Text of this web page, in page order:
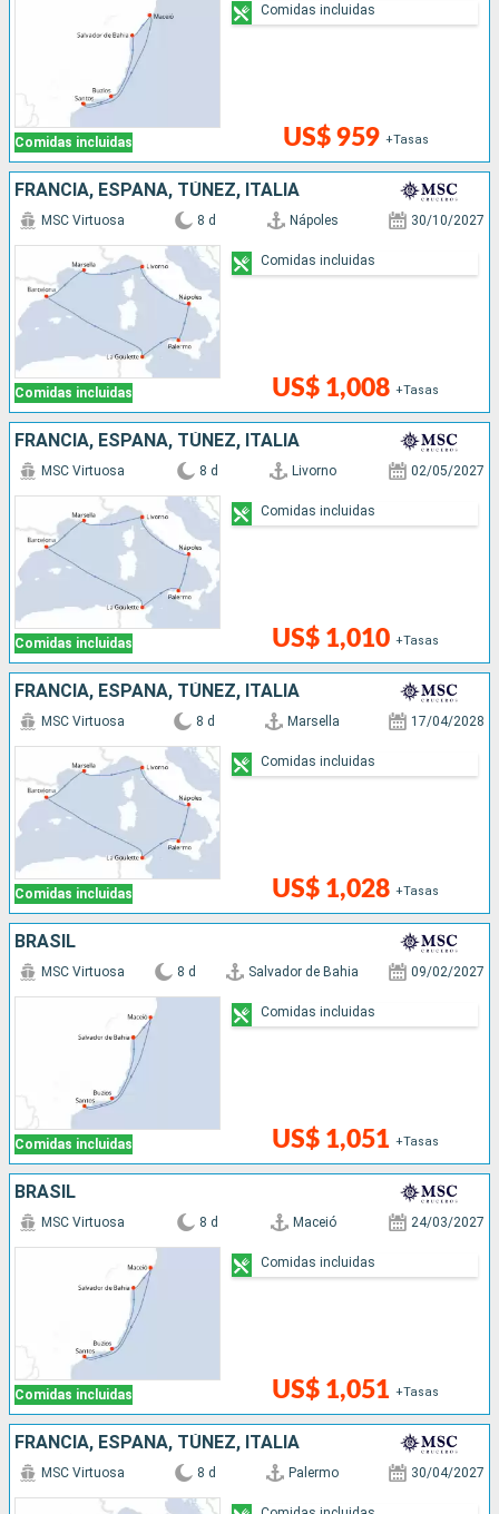
Comidas incluidas US$ 959 +Tasas
Comidas incluidas
FRANCIA, ESPAÑA, TÚNEZ, ITALIA
Comidas incluidas
MSC Virtuosa 8 d Nápoles 30/10/2027
US$ 1,008 +Tasas
Comidas incluidas
FRANCIA, ESPAÑA, TÚNEZ, ITALIA
Comidas incluidas
MSC Virtuosa 8 d Livorno 02/05/2027
US$ 1,010 +Tasas
Comidas incluidas
FRANCIA, ESPAÑA, TÚNEZ, ITALIA
Comidas incluidas
MSC Virtuosa 8 d Marsella 17/04/2028
US$ 1,028 +Tasas
Comidas incluidas
BRASIL
Comidas incluidas
MSC Virtuosa 8 d Salvador de Bahia 09/02/2027
US$ 1,051 +Tasas
Comidas incluidas
BRASIL
Comidas incluidas
MSC Virtuosa 8 d Maceió 24/03/2027
US$ 1,051 +Tasas
Comidas incluidas
FRANCIA, ESPAÑA, TÚNEZ, ITALIA
MSC Virtuosa 8 d Palermo 30/04/2027